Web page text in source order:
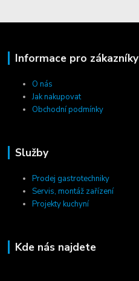
Informace pro zákazníky
O nás
Jak nakupovat
Obchodní podmínky
Služby
Prodej gastrotechniky
Servis, montáž zařízení
Projekty kuchyní
Kde nás najdete